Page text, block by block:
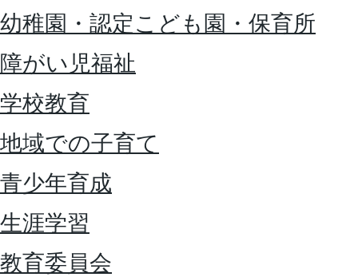
幼稚園・認定こども園・保育所
障がい児福祉
学校教育
地域での子育て
青少年育成
生涯学習
教育委員会